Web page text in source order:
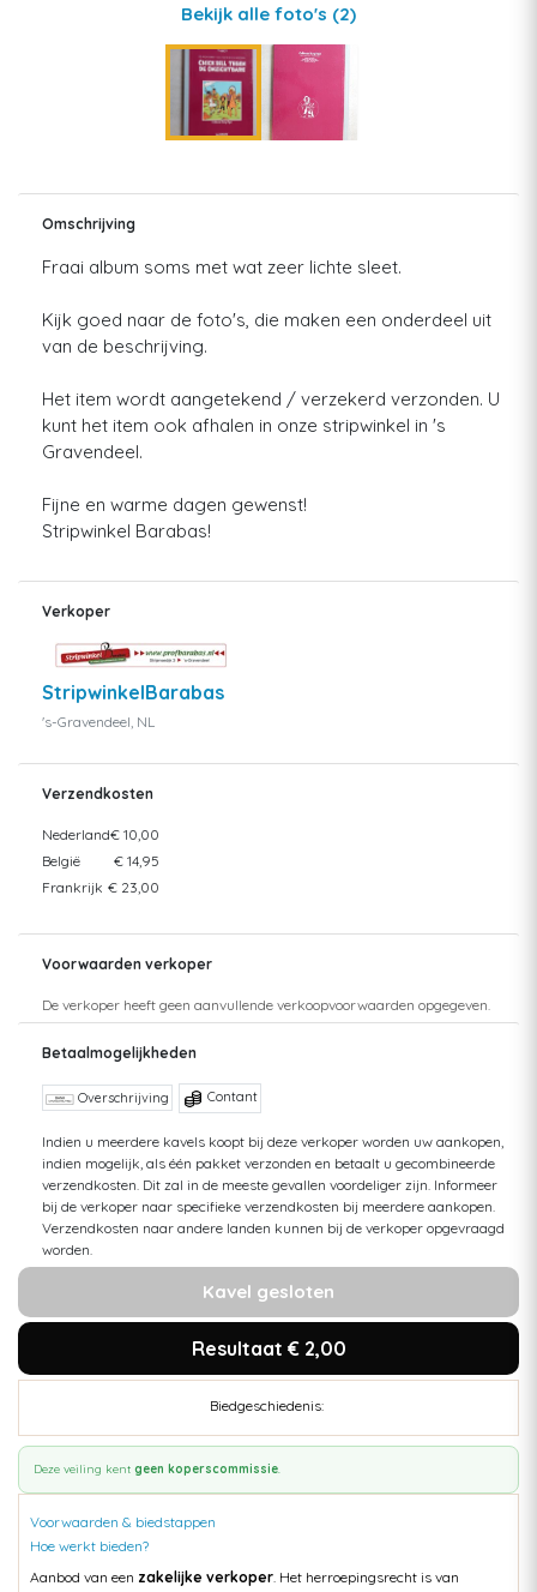
Bekijk alle foto's (2)
Omschrijving
Fraai album soms met wat zeer lichte sleet.
Kijk goed naar de foto's, die maken een onderdeel uit
van de beschrijving.
Het item wordt aangetekend / verzekerd verzonden. U
kunt het item ook afhalen in onze stripwinkel in 's
Gravendeel.
Fijne en warme dagen gewenst!
Stripwinkel Barabas!
Verkoper
StripwinkelBarabas
's-Gravendeel, NL
Verzendkosten
Nederland€ 10,00
België
€ 14,95
Frankrijk € 23,00
Voorwaarden verkoper
De verkoper heeft geen aanvullende verkoopvoorwaarden opgegeven.
Betaalmogelijkheden
Overschrijving Contant
Indien u meerdere kavels koopt bij deze verkoper worden uw aankopen,
indien mogelijk, als één pakket verzonden en betaalt u gecombineerde
verzendkosten. Dit zal in de meeste gevallen voordeliger zijn. Informeer
bij de verkoper naar specifieke verzendkosten bij meerdere aankopen.
Verzendkosten naar andere landen kunnen bij de verkoper opgevraagd
worden.
Kavel gesloten
Resultaat € 2,00
Biedgeschiedenis:
Deze veiling kent geen koperscommissie.
Voorwaarden & biedstappen
Hoe werkt bieden?
Aanbod van een zakelijke verkoper . Het herroepingsrecht is van